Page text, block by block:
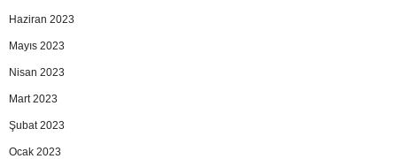
Haziran 2023
Mayıs 2023
Nisan 2023
Mart 2023
Şubat 2023
Ocak 2023